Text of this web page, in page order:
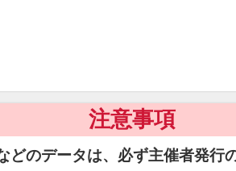
注意事項
どのデータは、必ず主催者発行